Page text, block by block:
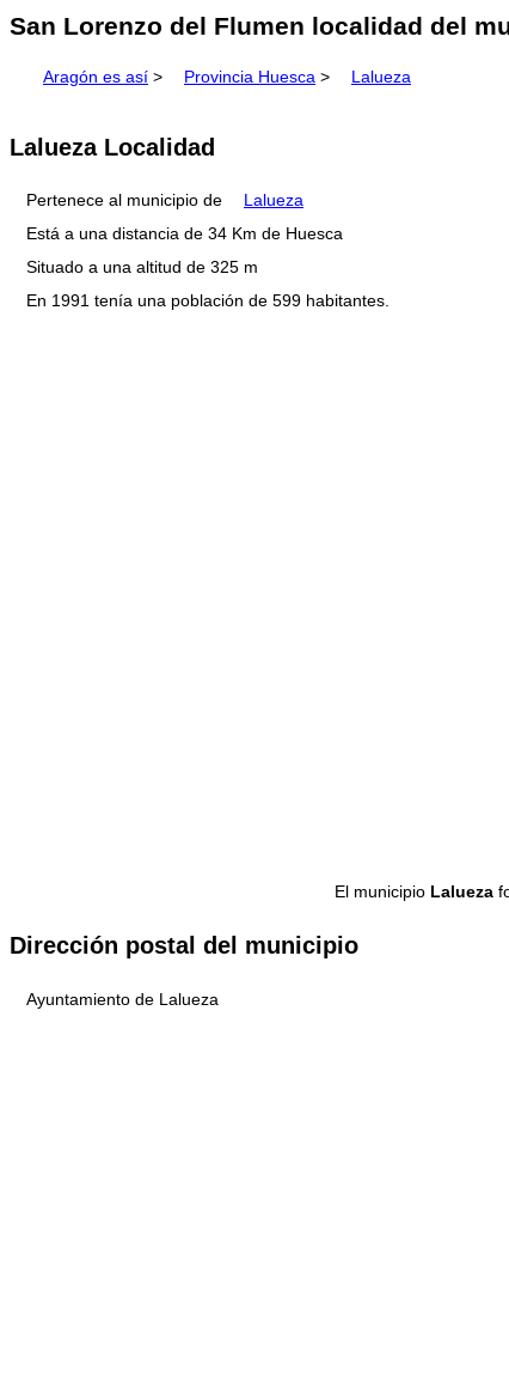
San Lorenzo del Flumen localidad del
Aragón es así > Provincia Huesca > Lalueza
Lalueza Localidad
Pertenece al municipio de
Lalueza
Está a una distancia de 34 Km de Huesca
Situado a una altitud de 325 m
En 1991 tenía una población de 599 habitantes.
El municipio Lalueza
Dirección postal del municipio
Ayuntamiento de Lalueza